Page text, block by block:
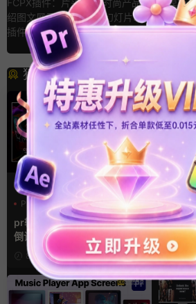
绍图文展示大标题波点幻灯片fcpx
插件 Trendy Opener
背景图
猜你喜欢
PR基本图形mogrt
PR基本图形
三维 倒计时
pr轮播模板 方屏竖屏4K展示
倒计时轮播图PR模版
8小时前
字幕
fcpx
片窗
8小